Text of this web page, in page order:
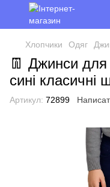
Хлопчики Одяг
👖 Джинси
сині класичні
Артикул: 72899